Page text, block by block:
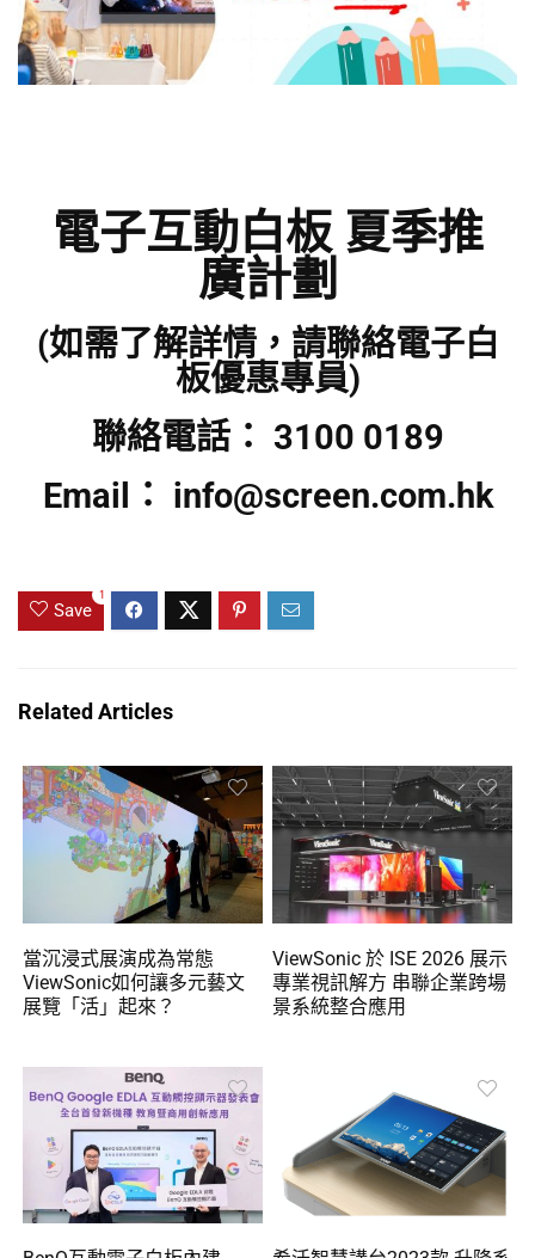
電子互動白板 夏季推
廣計劃
(如需了解詳情，請聯絡電子白
板優惠專員)
聯絡電話： 3100 0189
Email： info@screen.com.hk
Save
1
Related Articles
當沉浸式展演成為常態
ViewSonic如何讓多元藝文
展覽「活」起來？
ViewSonic 於 ISE 2026 展示
專業視訊解方 串聯企業跨場
景系統整合應用